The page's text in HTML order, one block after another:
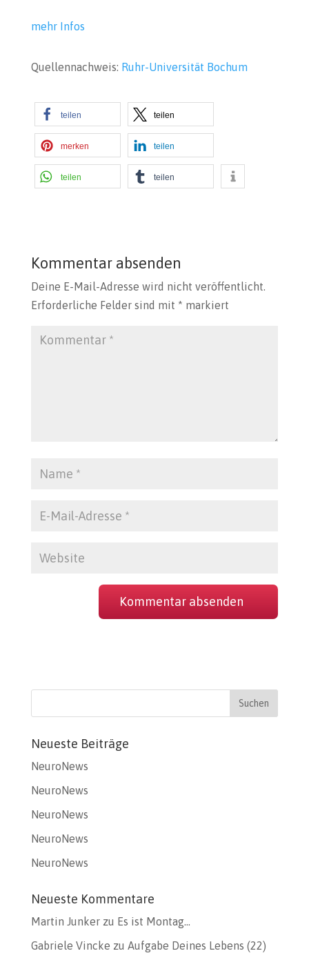
mehr Infos
Quellennachweis: Ruhr-Universität Bochum
teilen teilen
merken teilen
teilen teilen
Kommentar absenden
Deine E-Mail-Adresse wird nicht veröffentlicht.
Erforderliche Felder sind mit * markiert
Neueste Beiträge
NeuroNews
NeuroNews
NeuroNews
NeuroNews
NeuroNews
Neueste Kommentare
Martin Junkerzu Es ist Montag…
Gabriele Vincke zu Aufgabe Deines Lebens (22)